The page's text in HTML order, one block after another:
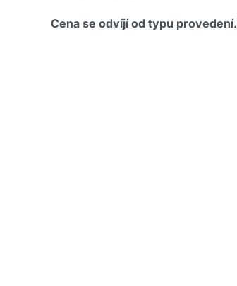
Cena se odvíjí od typu provedení.